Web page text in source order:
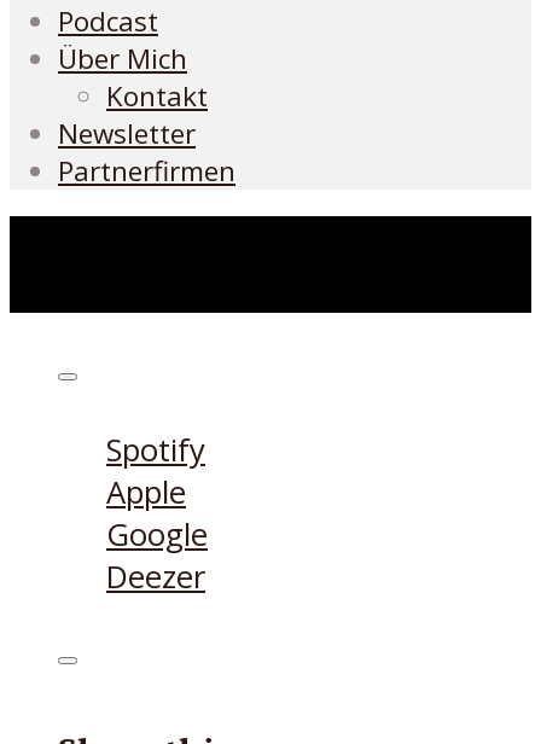
Podcast
Über Mich
Kontakt
Newsletter
Partnerfirmen
Spotify
Apple
Google
Deezer